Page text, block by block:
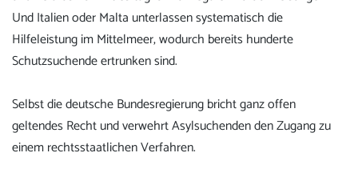
Und Italien oder Malta unterlassen systematisch die
Hilfeleistung im Mittelmeer, wodurch bereits hunderte
Schutzsuchende ertrunken sind.
Selbst die deutsche Bundesregierung bricht ganz offen
geltendes Recht und verwehrt Asylsuchenden den Zugang zu
einem rechtsstaatlichen Verfahren.